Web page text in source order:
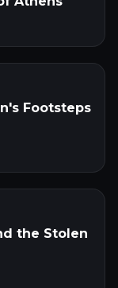
Footsteps
the Stolen